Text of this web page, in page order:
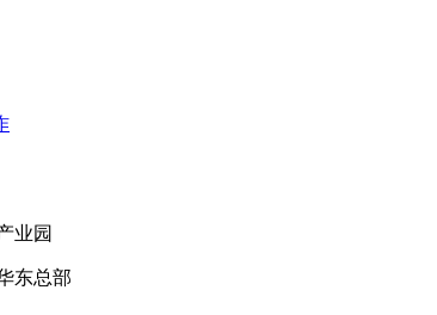
业园
东总部